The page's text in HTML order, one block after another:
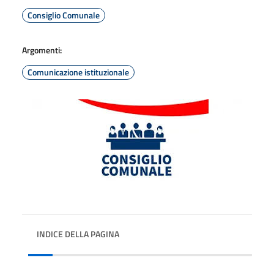
Consiglio Comunale
Argomenti:
Comunicazione istituzionale
INDICE DELLA PAGINA